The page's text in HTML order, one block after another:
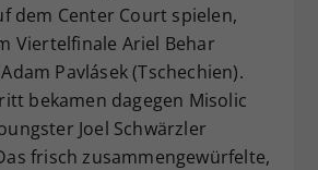
dem Center Court spielen,
Viertelfinale Ariel Behar
Pavlásek (Tschechien).
bekamen dagegen Misolic
Joel Schwärzler
frisch zusammengewürfelte,